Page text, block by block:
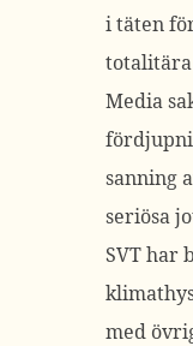
i täten
totalitära
Media
sanning
seriösa
SVT har
med